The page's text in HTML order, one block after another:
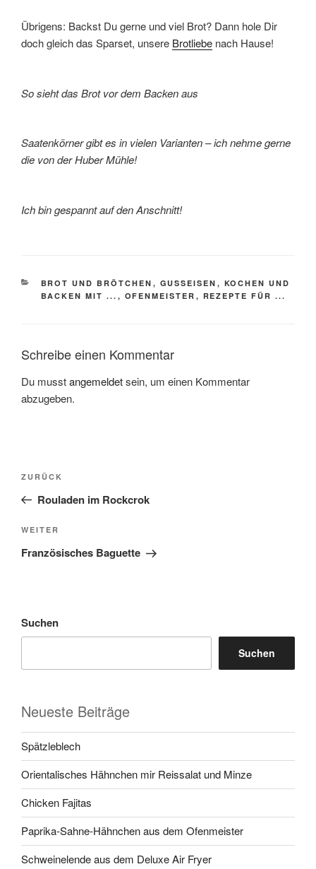
Übrigens: Backst Du gerne und viel Brot? Dann hole Dir
doch gleich das Sparset, unsere Brotliebe nach Hause!
So sieht das Brot vor dem Backen aus
Saatenkörner gibt es in vielen Varianten – ich nehme gerne
die von der Huber Mühle!
Ich bin gespannt auf den Anschnitt!
KATEGORIEN
BROT UND BRÖTCHEN , GUSSEISEN , KOCHEN UND
BACKEN MIT ... , OFENMEISTER , REZEPTE FÜR ...
Schreibe einen Kommentar
Du musstangemeldetsein, um einen Kommentar
abzugeben.
Beitragsnavigation
Vorheriger
Beitrag
ZURÜCK
Rouladen im Rockcrok
Nächster
Beitrag
WEITER
Französisches Baguette
Suchen
Suchen
Neueste Beiträge
Spätzleblech
Orientalisches Hähnchen mir Reissalat und Minze
Chicken Fajitas
Paprika-Sahne-Hähnchen aus dem Ofenmeister
Schweinelende aus dem Deluxe Air Fryer